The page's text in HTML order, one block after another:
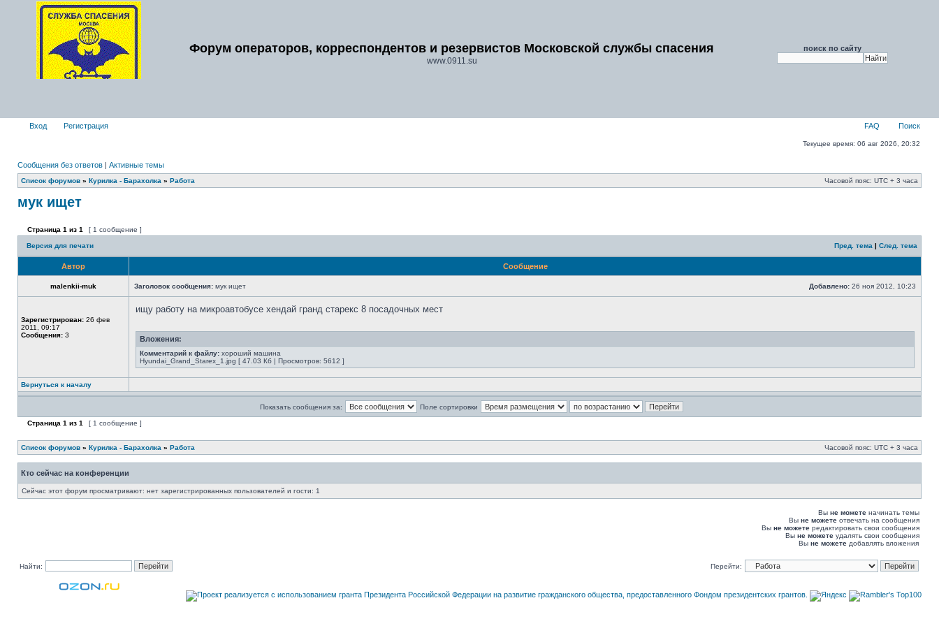
Форум операторов, корреспондентов и резервистов Московской службы спасения
www.0911.su
поиск по сайту
Вход Регистрация FAQ Поиск
Текущее время: 06 авг 2026, 20:32
Сообщения без ответов | Активные темы
Список форумов » Курилка - Барахолка » Работа Часовой пояс: UTC + 3 часа
мук ищет
Страница 1 из 1 [ 1 сообщение ]
Версия для печати Пред. тема | След. тема
Автор Сообщение
malenkii-muk Заголовок сообщения: мук ищет Добавлено: 26 ноя 2012, 10:23
Зарегистрирован: 26 фев
2011, 09:17
Сообщения: 3
ищу работу на микроавтобусе хендай гранд старекс 8 посадочных мест
Вложения:
Комментарий к файлу: хороший машина
Hyundai_Grand_Starex_1.jpg [ 47.03 Кб | Просмотров: 5612 ]
Вернуться к началу
Показать сообщения за: Поле сортировки
Страница 1 из 1 [ 1 сообщение ]
Список форумов » Курилка - Барахолка » Работа Часовой пояс: UTC + 3 часа
Кто сейчас на конференции
Сейчас этот форум просматривают: нет зарегистрированных пользователей и гости: 1
Вы не можете начинать темы
Вы не можете отвечать на сообщения
Вы не можете редактировать свои сообщения
Вы не можете удалять свои сообщения
Вы не можете добавлять вложения
Найти: Перейти: